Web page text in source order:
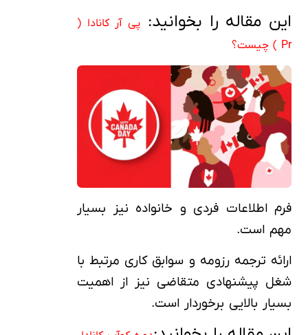
این مقاله را بخوانید: پی آر کانادا (
Pr ) چیست؟
فرم اطلاعات فردی و خانواده نیز بسیار
مهم است.
ارائه ترجمه رزومه و سوابق کاری مرتبط با
شغل پیشنهادی متقاضی نیز از اهمیت
بسیار بالایی برخوردار است.